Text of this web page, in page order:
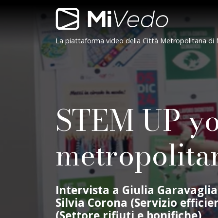
Salta alla navigazione
Salta al contenuto
La piattaforma video della Città Metropolitana di
Navigazione
STEM UP
Intervista a Giulia
Silvia Corona (Servizio